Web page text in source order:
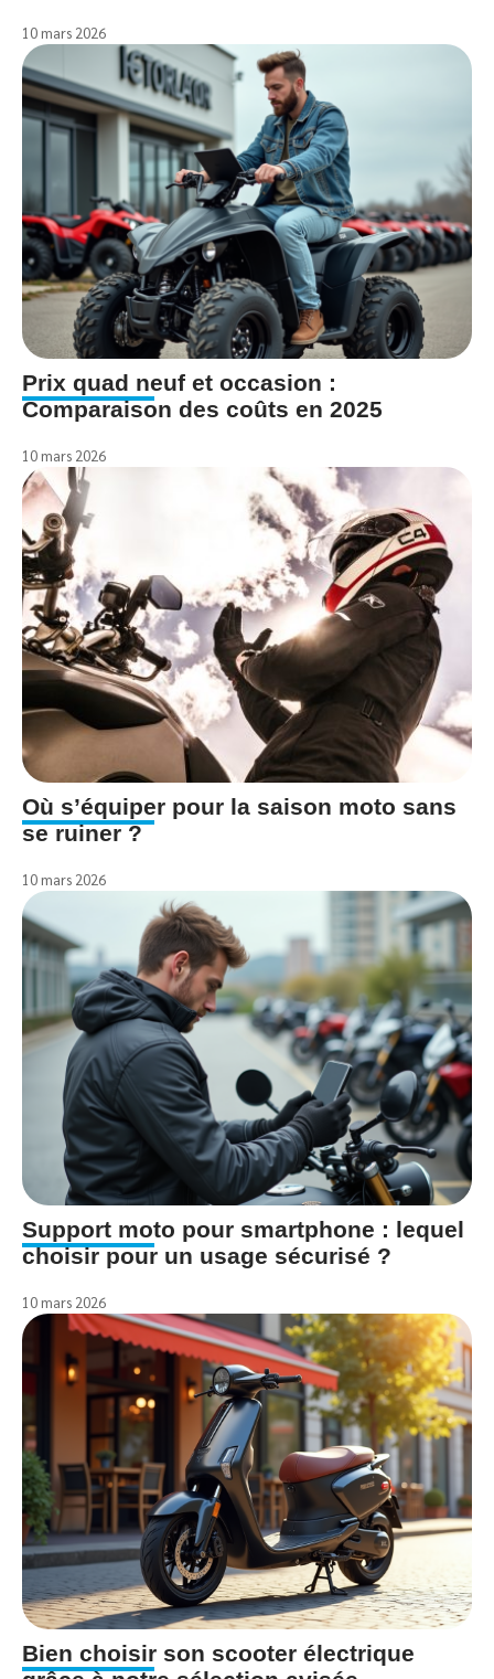
10 mars 2026
Prix quad neuf et occasion :
Comparaison des coûts en 2025
10 mars 2026
Où s’équiper pour la saison moto sans
se ruiner ?
10 mars 2026
Support moto pour smartphone : lequel
choisir pour un usage sécurisé ?
10 mars 2026
Bien choisir son scooter électrique